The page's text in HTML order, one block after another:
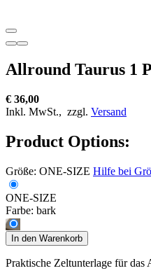
Allround Taurus 1
€ 36,00
Inkl. MwSt., zzgl. Versand
Product Options:
Größe: ONE-SIZE Hilfe bei
ONE-SIZE
Farbe: bark
In den Warenkorb
Praktische Zeltunterlage für das